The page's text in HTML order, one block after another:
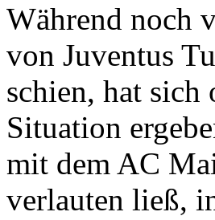
Während noch
von Juventus
schien, hat sich
Situation
mit dem AC
verlauten ließ,